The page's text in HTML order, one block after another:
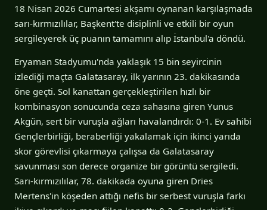
18 Nisan 2026 Cumartesi akşamı oynanan karşılaşmada
sarı-kırmızılılar, Başkent'te disiplinli ve etkili bir oyun
sergileyerek üç puanın tamamını alıp İstanbul'a döndü.
Eryaman Stadyumu'nda yaklaşık 15 bin seyircinin
izlediği maçta Galatasaray, ilk yarının 23. dakikasında
öne geçti. Sol kanattan gerçekleştirilen hızlı bir
kombinasyon sonucunda ceza sahasına giren Yunus
Akgün, sert bir vuruşla ağları havalandırdı: 0-1. Ev sahibi
Gençlerbirliği, beraberliği yakalamak için ikinci yarıda
skor görevlisi çıkarmaya çalışsa da Galatasaray
savunması son derece organize bir görüntü sergiledi.
Sarı-kırmızılılar, 78. dakikada oyuna giren Dries
Mertens'in köşeden attığı nefis bir serbest vuruşla farkı